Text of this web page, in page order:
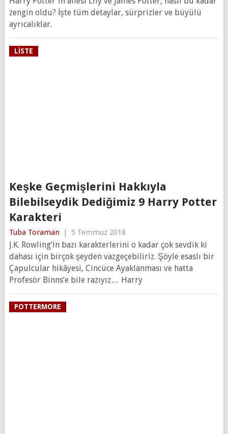
zengin oldu? İşte tüm detaylar, sürprizler ve büyülü
ayrıcalıklar.
LISTE
Keşke Geçmişlerini Hakkıyla
Bilebilseydik Dediğimiz 9 Harry Potter
Karakteri
Tuba Toraman | 5 Temmuz 2018
J.K. Rowling’in bazı karakterlerini o kadar çok sevdik ki
dahası için birçok şeyden vazgeçebiliriz. Şöyle esaslı bir
Çapulcular hikâyesi, Cincüce Ayaklanması ve hatta
Profesör Binns’e bile razıyız… Harry
POTTERMORE